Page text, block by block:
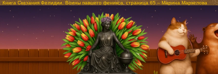
Книга Сказания Фелидии. Воины павшего феникса, страница 65 – Марина Маркелова